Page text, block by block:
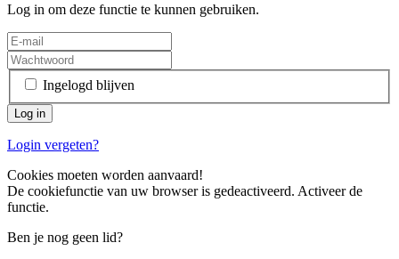
Log in om deze functie te kunnen gebruiken.
Ingelogd blijven
Login vergeten?
Cookies moeten worden aanvaard!
De cookiefunctie van uw browser is gedeactiveerd. Activeer de
functie.
Ben je nog geen lid?